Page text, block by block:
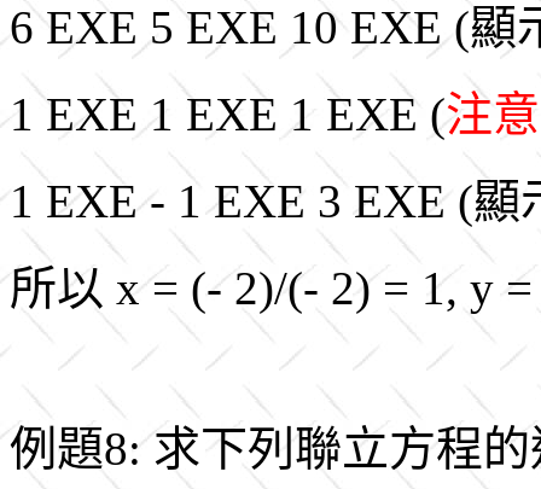
6 EXE 5 EXE 10 EXE (
1 EXE 1 EXE 1 EXE (注意
1 EXE - 1 EXE 3 EXE (
所以 x = (- 2)/(- 2) = 1, y
例題8: 求下列聯立方程